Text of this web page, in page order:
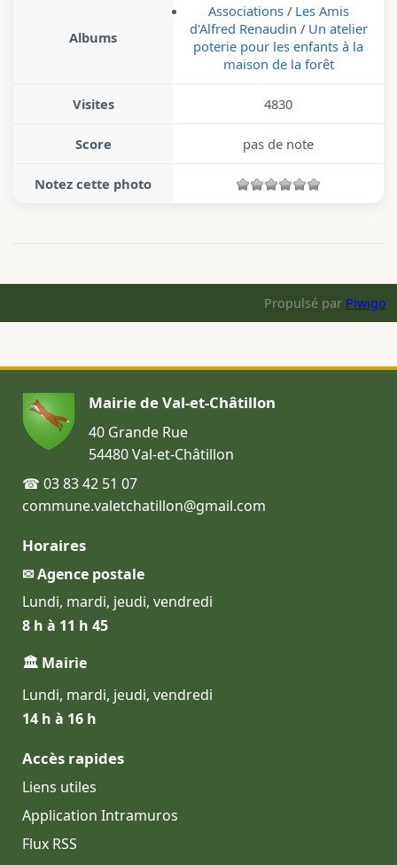
Albums
Associations/ Les Amis
d'Alfred Renaudin / Un atelier
poterie pour les enfants à la
maison de la forêt
Visites 4830
Score pas de note
Notez cette photo
Propulsé par Piwigo
Mairie de Val-et-Châtillon
40 Grande Rue
54480 Val-et-Châtillon
☎ 03 83 42 51 07
commune.valetchatillon@gmail.com
Horaires
✉ Agence postale
Lundi, mardi, jeudi, vendredi
8 h à 11 h 45
🏛 Mairie
Lundi, mardi, jeudi, vendredi
14 h à 16 h
Accès rapides
Liens utiles
Application Intramuros
Flux RSS